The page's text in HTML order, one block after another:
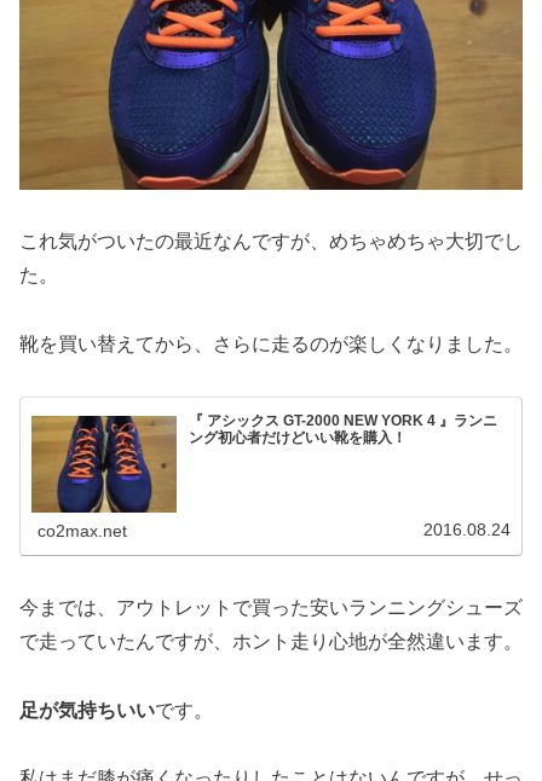
これ気がついたの最近なんですが、めちゃめちゃ大切でし
た。
靴を買い替えてから、さらに走るのが楽しくなりました。
『 アシックス GT-2000 NEW YORK 4 』ランニ
ング初心者だけどいい靴を購入！
co2max.net 2016.08.24
今までは、アウトレットで買った安いランニングシューズ
で走っていたんですが、ホント走り心地が全然違います。
足が気持ちいいです。